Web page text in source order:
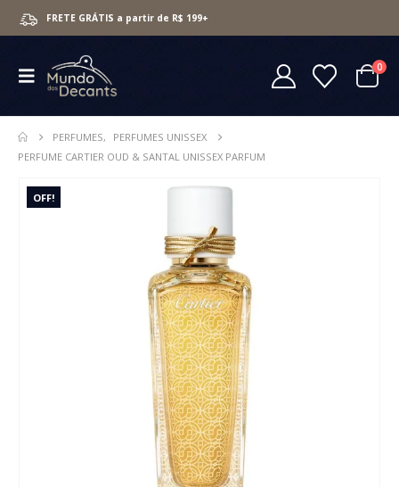
FRETE GRÁTIS a partir de R$ 199+
0
PERFUMES,
PERFUMES UNISSEX
PERFUME CARTIER OUD & SANTAL UNISSEX PARFUM
OFF!